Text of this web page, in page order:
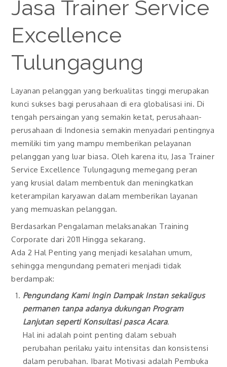
Jasa Trainer Service
Excellence
Tulungagung
Layanan pelanggan yang berkualitas tinggi merupakan
kunci sukses bagi perusahaan di era globalisasi ini. Di
tengah persaingan yang semakin ketat, perusahaan-
perusahaan di Indonesia semakin menyadari pentingnya
memiliki tim yang mampu memberikan pelayanan
pelanggan yang luar biasa. Oleh karena itu, Jasa Trainer
Service Excellence Tulungagung memegang peran
yang krusial dalam membentuk dan meningkatkan
keterampilan karyawan dalam memberikan layanan
yang memuaskan pelanggan.
Berdasarkan Pengalaman melaksanakan Training
Corporate dari 2011 Hingga sekarang.
Ada 2 Hal Penting yang menjadi kesalahan umum,
sehingga mengundang pemateri menjadi tidak
berdampak:
Pengundang Kami Ingin Dampak Instan sekaligus
permanen tanpa adanya dukungan Program
Lanjutan seperti Konsultasi pasca Acara.
Hal ini adalah point penting dalam sebuah
perubahan perilaku yaitu intensitas dan konsistensi
dalam perubahan. Ibarat Motivasi adalah Pembuka